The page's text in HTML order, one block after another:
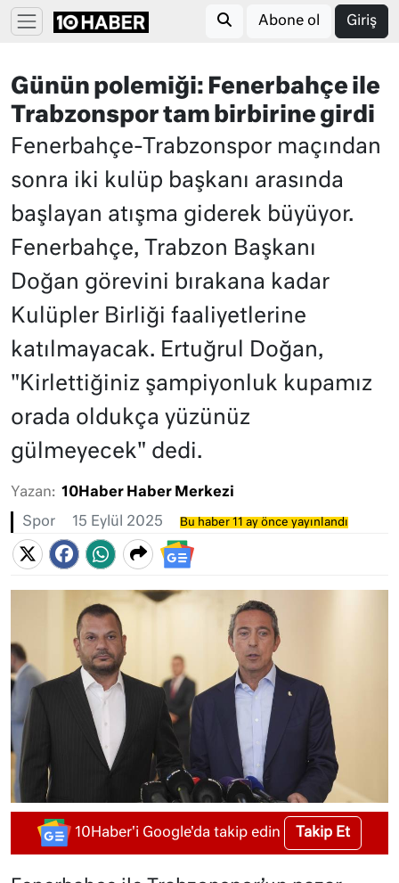
Abone ol Giriş
Günün polemiği: Fenerbahçe ile
Trabzonspor tam birbirine girdi
Fenerbahçe-Trabzonspor maçından
sonra iki kulüp başkanı arasında
başlayan atışma giderek büyüyor.
Fenerbahçe, Trabzon Başkanı
Doğan görevini bırakana kadar
Kulüpler Birliği faaliyetlerine
katılmayacak. Ertuğrul Doğan,
"Kirlettiğiniz şampiyonluk kupamız
orada oldukça yüzünüz
gülmeyecek" dedi.
Yazan: 10Haber Haber Merkezi
Spor 15 Eylül 2025 Bu haber 11 ay önce yayınlandı
10Haber'i Google'da takip edin Takip Et